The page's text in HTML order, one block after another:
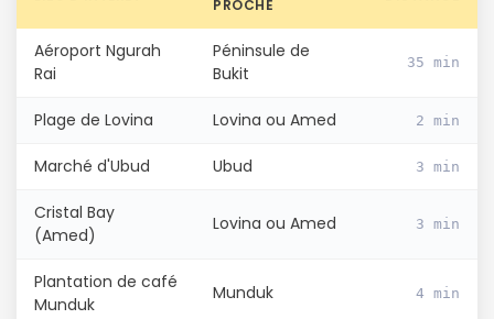
PROCHE
Aéroport Ngurah
Rai
Péninsule de
Bukit
35 min
Plage de Lovina Lovina ou Amed 2 min
Marché d'Ubud Ubud 3 min
Cristal Bay
(Amed)
Lovina ou Amed 3 min
Plantation de café
Munduk
Munduk 4 min